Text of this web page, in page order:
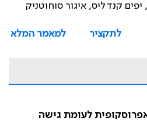
יפים קנדליס, איגור סוחוטניק
לתקציר
למאמר המלא
לעומת גישה